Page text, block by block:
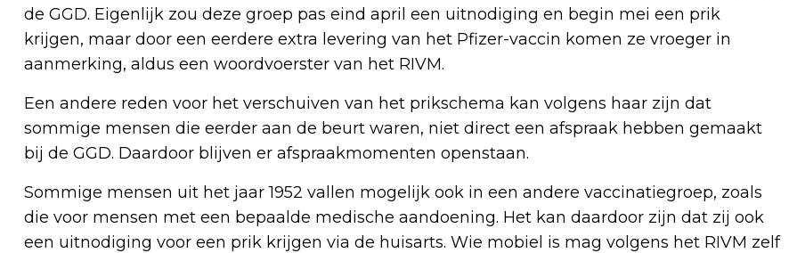
de GGD. Eigenlijk zou deze groep pas eind april een uitnodiging en begin mei een prik
krijgen, maar door een eerdere extra levering van het Pfizer-vaccin komen ze vroeger in
aanmerking, aldus een woordvoerster van het RIVM.
Een andere reden voor het verschuiven van het prikschema kan volgens haar zijn dat
sommige mensen die eerder aan de beurt waren, niet direct een afspraak hebben gemaakt
bij de GGD. Daardoor blijven er afspraakmomenten openstaan.
Sommige mensen uit het jaar 1952 vallen mogelijk ook in een andere vaccinatiegroep, zoals
die voor mensen met een bepaalde medische aandoening. Het kan daardoor zijn dat zij ook
een uitnodiging voor een prik krijgen via de huisarts. Wie mobiel is mag volgens het RIVM zelf